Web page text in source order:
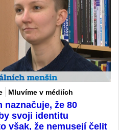
Mluvíme v médiích
naznačuje, že 80
svoji identitu
však, že nemusejí čelit